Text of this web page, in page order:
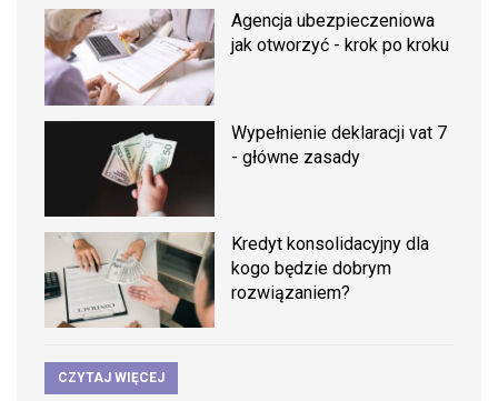
Agencja ubezpieczeniowa
jak otworzyć - krok po kroku
Wypełnienie deklaracji vat 7
- główne zasady
Kredyt konsolidacyjny dla
kogo będzie dobrym
rozwiązaniem?
CZYTAJ WIĘCEJ